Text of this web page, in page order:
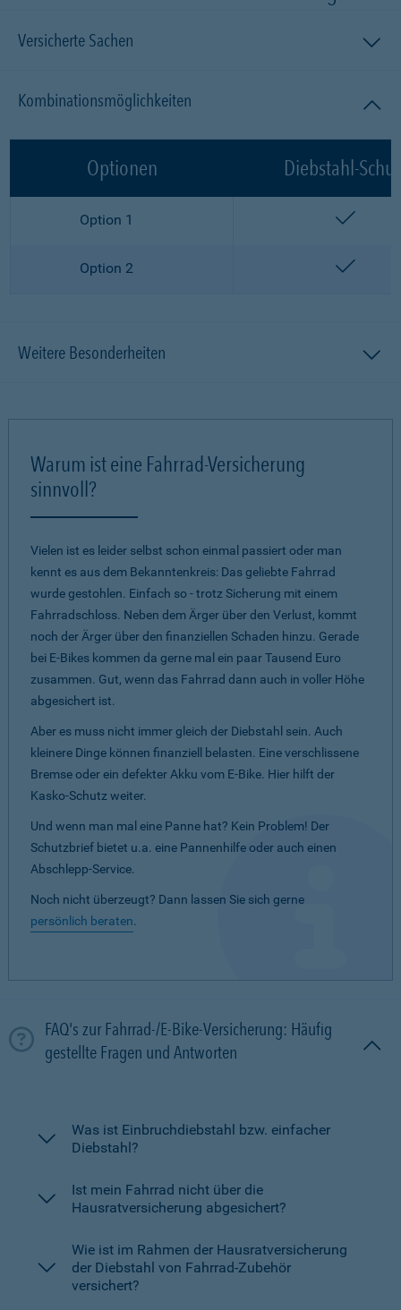
Versicherte Sachen
Kombinationsmöglichkeiten
Optionen Diebstahl-
Option 1
Option 2
Weitere Besonderheiten
Warum ist eine Fahrrad-Versicherung
sinnvoll?
Vielen ist es leider selbst schon einmal passiert oder man
kennt es aus dem Bekanntenkreis: Das geliebte Fahrrad
wurde gestohlen. Einfach so - trotz Sicherung mit einem
Fahrradschloss. Neben dem Ärger über den Verlust, kommt
noch der Ärger über den finanziellen Schaden hinzu. Gerade
bei E-Bikes kommen da gerne mal ein paar Tausend Euro
zusammen. Gut, wenn das Fahrrad dann auch in voller Höhe
abgesichert ist.
Aber es muss nicht immer gleich der Diebstahl sein. Auch
kleinere Dinge können finanziell belasten. Eine verschlissene
Bremse oder ein defekter Akku vom E-Bike. Hier hilft der
Kasko-Schutz weiter.
Und wenn man mal eine Panne hat? Kein Problem! Der
Schutzbrief bietet u.a. eine Pannenhilfe oder auch einen
Abschlepp-Service.
Noch nicht überzeugt? Dann lassen Sie sich gerne
persönlich beraten.
FAQ's zur Fahrrad-/E-Bike-Versicherung: Häufig
gestellte Fragen und Antworten
Was ist Einbruchdiebstahl bzw. einfacher
Diebstahl?
Ist mein Fahrrad nicht über die
Hausratversicherung abgesichert?
Wie ist im Rahmen der Hausratversicherung
der Diebstahl von Fahrrad-Zubehör
versichert?